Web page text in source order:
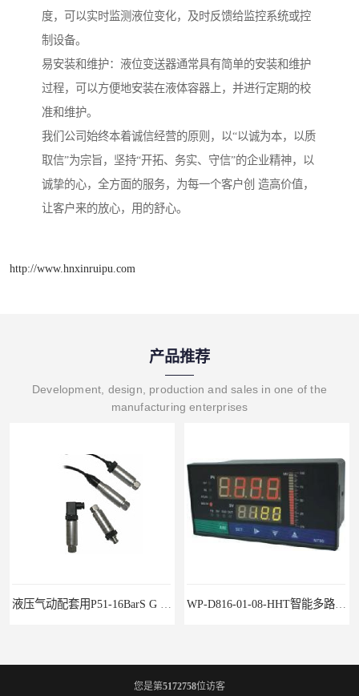
度，可以实时监测液位变化，及时反馈给监控系统或控
制设备。
易安装和维护：液位变送器通常具有简单的安装和维护
过程，可以方便地安装在液体容器上，并进行定期的校
准和维护。
我们公司始终本着诚信经营的原则，以“以诚为本，以质
取信”为宗旨，坚持“开拓、务实、守信”的企业精神，以
诚挚的心，全方面的服务，为每一个客户创 造高价值，
让客户来的放心，用的舒心。
http://www.hnxinruipu.com
产品推荐
Development, design, production and sales in one of the
manufacturing enterprises
您是第5172758位访客